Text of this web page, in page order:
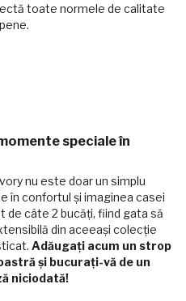
toate normele de calitate
speciale în
nu este doar un simplu
în confortul și imaginea casei
de câte 2 bucăți, fiind gata să
din aceeași colecție
Adăugați acum un strop
și bucurați-vă de un
niciodată!